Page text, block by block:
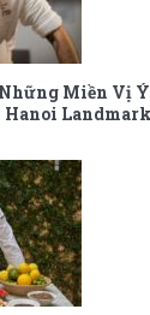
Miền Vị